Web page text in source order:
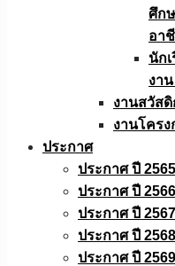
ศึก
อา
นัก
งา
งานสวัส
งานโครง
ประกาศ
ประกาศ ปี 2565
ประกาศ ปี 2566
ประกาศ ปี 2567
ประกาศ ปี 2568
ประกาศ ปี 2569